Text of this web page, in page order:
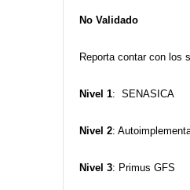
No Validado
Reporta contar con los
Nivel 1: SENASICA
Nivel 2:
Nivel 3: Primus GFS